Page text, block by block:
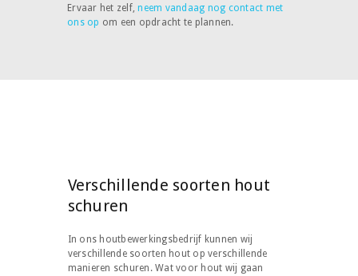
Ervaar het zelf,neem vandaag nog contact met
ons op om een opdracht te plannen.
Verschillende soorten hout
schuren
In ons houtbewerkingsbedrijf kunnen wij
verschillende soorten hout op verschillende
manieren schuren. Wat voor hout wij gaan